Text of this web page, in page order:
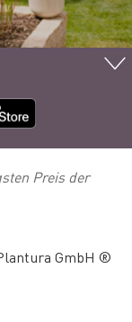
Preis der
GmbH ®